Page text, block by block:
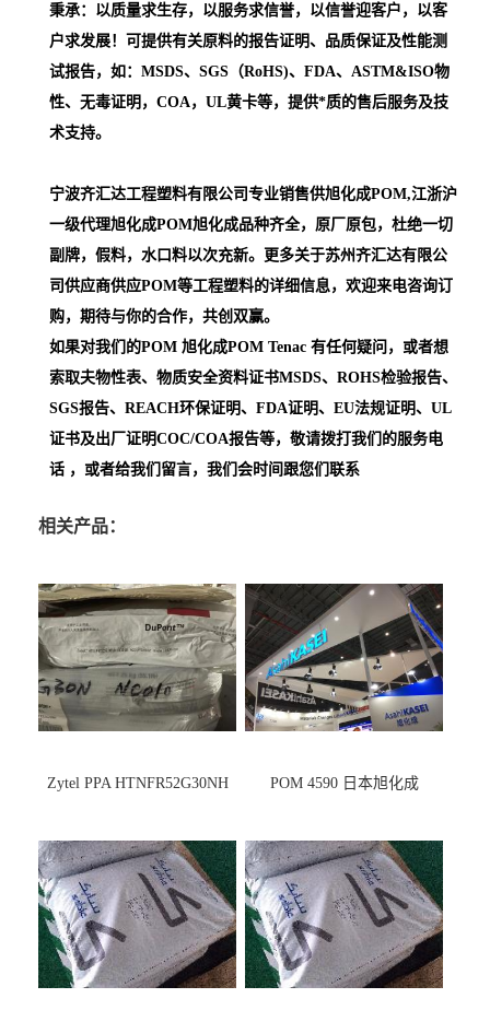
秉承：以质量求生存，以服务求信誉，以信誉迎客户，以客
户求发展！可提供有关原料的报告证明、品质保证及性能测
试报告，如：MSDS、SGS（RoHS)、FDA、ASTM&ISO物
性、无毒证明，COA，UL黄卡等，提供*质的售后服务及技
术支持。
宁波齐汇达工程塑料有限公司专业销售供旭化成POM,江浙沪
一级代理旭化成POM旭化成品种齐全，原厂原包，杜绝一切
副牌，假料，水口料以次充新。更多关于苏州齐汇达有限公
司供应商供应POM等工程塑料的详细信息，欢迎来电咨询订
购，期待与你的合作，共创双赢。
如果对我们的POM 旭化成POM Tenac 有任何疑问，或者想
索取夫物性表、物质安全资料证书MSDS、ROHS检验报告、
SGS报告、REACH环保证明、FDA证明、EU法规证明、UL
证书及出厂证明COC/COA报告等，敬请拨打我们的服务电
话 ，或者给我们留言，我们会时间跟您们联系
相关产品：
Zytel PPA HTNFR52G30NH POM 4590 日本旭化成